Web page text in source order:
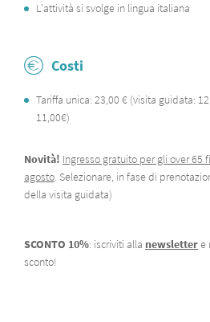
L'attività si svolge in lingua italiana​
Costi
Tariffa unica: 23,00 € (visita guidata:
11,00€)
Novità! Ingresso gratuito per gli over 65
agosto. Selezionare, in fase di
della visita guidata)
SCONTO 10%: iscriviti alla newslettere
sconto!